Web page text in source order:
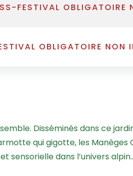
FESTIVAL OBLIGATOIRE
OBLIGATOIRE NON
Disséminés dans ce
qui gigotte, les Manèges
sensorielle dans l’univers